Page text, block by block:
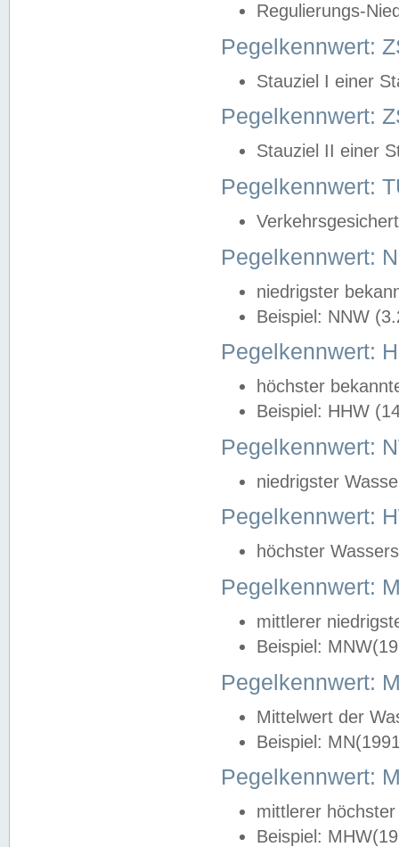
Regulierungs-
Pegelkennwert:
Stauziel I einer
Pegelkennwert:
Stauziel II einer
Pegelkennwert:
Pegelkennwert:
niedrigster
Beispiel: NNW
Pegelkennwert:
höchster
Beispiel: HHW
Pegelkennwert:
niedrigster
Pegelkennwert:
höchster
Pegelkennwert:
mittlerer
Beispiel:
Pegelkennwert:
Mittelwert der
Beispiel:
Pegelkennwert:
mittlerer
Beispiel: